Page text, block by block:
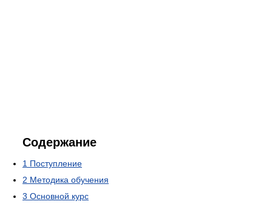
Содержание
1 Поступление
2 Методика обучения
3 Основной курс